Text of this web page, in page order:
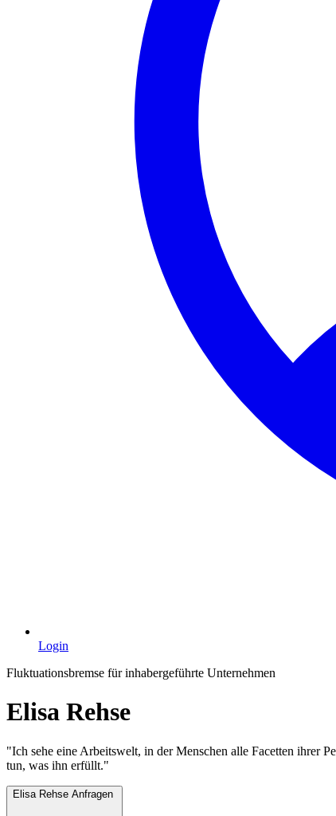
Login
Fluktuationsbremse für inhabergeführte Unternehmen
Elisa Rehse
"Ich sehe eine Arbeitswelt, in der Menschen alle Facetten ihrer
tun, was ihn erfüllt."
Elisa Rehse Anfragen